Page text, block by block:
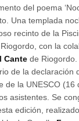
del poema
Una templada
recinto de la
con la
Cante de
de la declaración
de la UNESCO
asistentes. Se
edición,